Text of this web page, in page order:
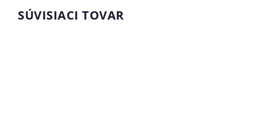
SÚVISIACI TOVAR